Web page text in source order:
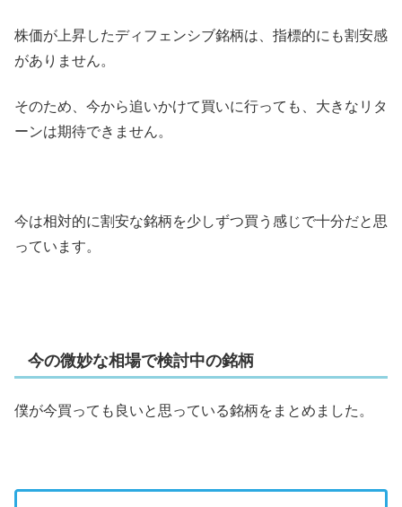
株価が上昇したディフェンシブ銘柄は、指標的にも割安感
がありません。
そのため、今から追いかけて買いに行っても、大きなリタ
ーンは期待できません。
今は相対的に割安な銘柄を少しずつ買う感じで十分だと思
っています。
今の微妙な相場で検討中の銘柄
僕が今買っても良いと思っている銘柄をまとめました。